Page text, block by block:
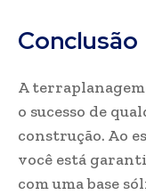
Conclusão
A
o sucesso de
construção. Ao
você está
com uma base